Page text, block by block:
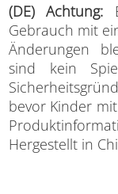
(DE) Achtung:
Gebrauch mit
Änderungen
sind kein
bevor Kinder
Hergestellt in